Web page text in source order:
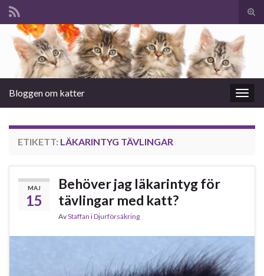
Slå
på/
Search for:
Slå
på/av
Bloggen om katter
ETIKETT: LÄKARINTYG TÄVLINGAR
MAJ
15
Behöver jag läkarintyg för
tävlingar med katt?
AvStaffan iDjurförsäkring